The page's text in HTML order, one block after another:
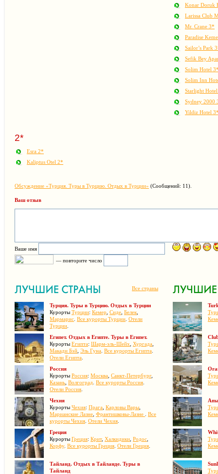
Konar Doruk
Larissa Club
Mr. Crane 3*
Paradise
Sailor’s Park
Sefik Bey
Solim Hotel
Solim Inn
Starlight
Sydney 2000
Yildiz Hotel
2*
Esra 2*
Kaliptus Otel 2*
Обсуждение «Турция. Туры в Турцию. Отдых в Турции» (Сообщений: 11).
Ваш отзыв
Ваше имя
— повторите число
Все страны
Турция. Туры в Турцию. Отдых в Турции
Курорты Турции: Кемер Сиде Белек
Мармарис Все курорты Турции Отели
Турции
Египет. Отдых в Египте. Туры в Египет.
Курорты Египта: Шарм-эль-Шейх Хургада
Макади Бэй Эль Гуна Все курорты Египта
Отели Египта
Россия
Курорты Россия: Москва Санкт-Петербург,
Казань Волгоград Все курорты Россия
Отели Россия
Чехия
Курорты Чехия: Прага Карловы Вары
Марианские Лазне Франтишковы-Лазне
Все
курорты Чехия Отели Чехия
Греция
Курорты Греция: Крит, Халкидики Родос
Корфу. Все курорты Греция Отели Греция
Тайланд. Отдых в Тайланде. Туры в
Тайланд